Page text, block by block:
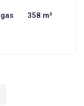
358 m²